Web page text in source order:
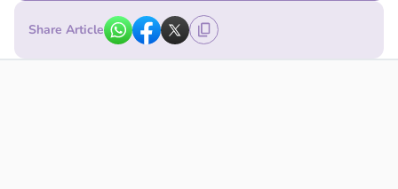
Share Article